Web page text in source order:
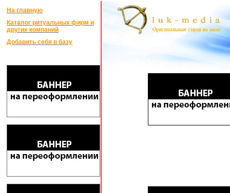
На главную
Каталог ритуальных фирм и
других компаний
Добавить себя в базу